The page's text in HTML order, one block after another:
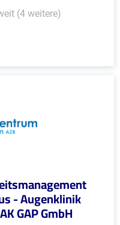
(4 weitere)
- Augenklinik
GAP GmbH